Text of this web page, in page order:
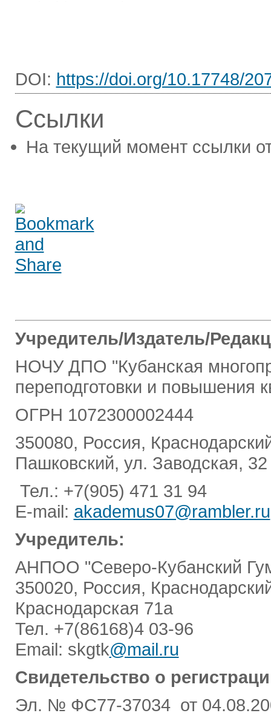
DOI: https://doi.org/10.17748/
Ссылки
На текущий момент ссылки
Учредитель/Издатель/
НОЧУ ДПО "Кубанская
переподготовки и повышения
ОГРН 1072300002444
350080, Россия,
Пашковский, ул. Заводская, 32
Тел.: +7(905) 471 31 94
E-mail: akademus07@rambler.ru
Учредитель:
АНПОО "Северо-Кубанский
350020, Россия,
Краснодарская 71а
Тел. +7(86168)4 03-96
Email: skgtk@mail.ru
Свидетельство о
Эл. № ФС77-37034 от